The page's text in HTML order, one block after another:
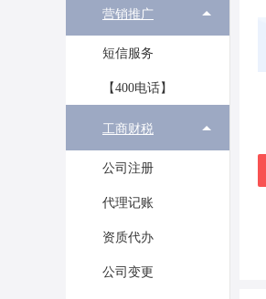
营销推广
短信服务
【400电话】
工商财税
公司注册
代理记账
资质代办
公司变更